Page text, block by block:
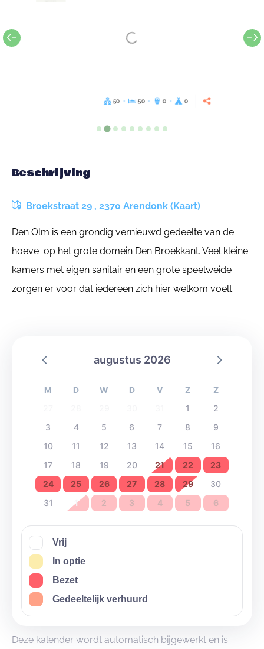
50 50 0 0
Beschrijving
Broekstraat 29 , 2370 Arendonk (Kaart)
Den Olm is een grondig vernieuwd gedeelte van de
hoeve op het grote domein Den Broekkant. Veel kleine
kamers met eigen sanitair en een grote speelweide
zorgen er voor dat iedereen zich hier welkom voelt.
augustus 2026
M D W D V Z
Z
1
2
3
4 5 6 7 8
9
10
11 12 13 14 15
16
17
18 19 20 21 22
23
24
25 26 27 28 29
30
31
1 2 3 4 5 6
Vrij
In optie
Bezet
Gedeeltelijk verhuurd
Deze kalender wordt automatisch bijgewerkt en is